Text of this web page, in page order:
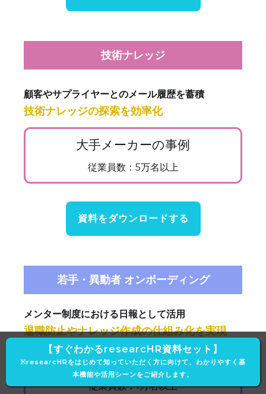
技術ナレッジ
顧客やサプライヤーとのメール履歴を蓄積
技術ナレッジの探索を効率化
大手メーカーの事例
従業員数：5万名以上
資料をダウンロードする
若手・異動者 オンボーディング
メンター制度における日報として活用
退職防止やナレッジ作成の仕組み化を実現
大手建設会社の事例
従業員数：1万名以上
【すぐわかるresearcHR資料セット】
※researcHRをはじめて知っていただく方に向けて、わかりやすく基
本機能や活用シーンをご紹介します。